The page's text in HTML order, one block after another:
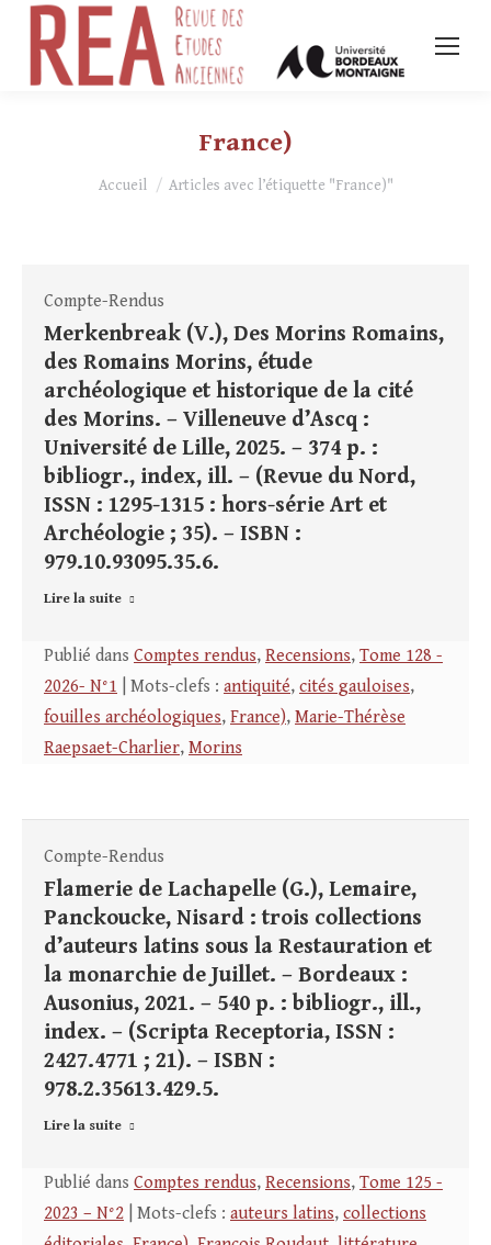
France)
Vous êtes ici :
Accueil Articles avec l’étiquette "France)"
Compte-Rendus
Merkenbreak (V.), Des Morins Romains,
des Romains Morins, étude
archéologique et historique de la cité
des Morins. – Villeneuve d’Ascq :
Université de Lille, 2025. – 374 p. :
bibliogr., index, ill. – (Revue du Nord,
ISSN : 1295-1315 : hors-série Art et
Archéologie ; 35). – ISBN :
979.10.93095.35.6.
Lire la suite
Publié dans Comptes rendus, Recensions, Tome 128 -
2026- N°1 | Mots-clefs : antiquité, cités gauloises,
fouilles archéologiques, France), Marie-Thérèse
Raepsaet-Charlier, Morins
Compte-Rendus
Flamerie de Lachapelle (G.), Lemaire,
Panckoucke, Nisard : trois collections
d’auteurs latins sous la Restauration et
la monarchie de Juillet. – Bordeaux :
Ausonius, 2021. – 540 p. : bibliogr., ill.,
index. – (Scripta Receptoria, ISSN :
2427.4771 ; 21). – ISBN :
978.2.35613.429.5.
Lire la suite
Publié dans Comptes rendus, Recensions, Tome 125 -
2023 – N°2 | Mots-clefs : auteurs latins, collections